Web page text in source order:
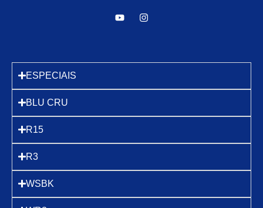
ESPECIAIS
BLU CRU
R15
R3
WSBK